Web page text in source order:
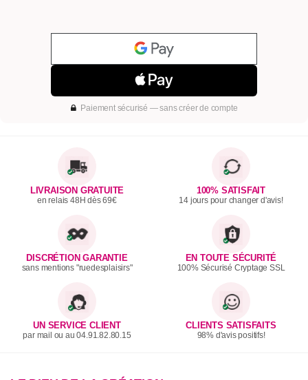
Paiement sécurisé — sans créer de compte
LIVRAISON GRATUITE
en relais 48H dès 69€
100% SATISFAIT
14 jours pour changer d'avis!
DISCRÉTION GARANTIE
sans mentions "ruedesplaisirs"
EN TOUTE SÉCURITÉ
100% Sécurisé Cryptage SSL
UN SERVICE CLIENT
par mail ou au 04.91.82.80.15
CLIENTS SATISFAITS
98% d'avis positifs!